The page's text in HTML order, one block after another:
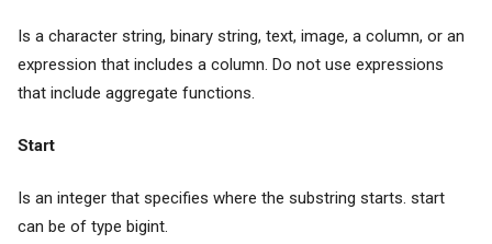
Is a character string, binary string, text, image, a column, or an
expression that includes a column. Do not use expressions
that include aggregate functions.
Start
Is an integer that specifies where the substring starts. start
can be of type bigint.